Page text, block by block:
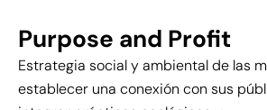
Purpose and Profit
Estrategia social y ambiental de las
establecer una conexión con sus